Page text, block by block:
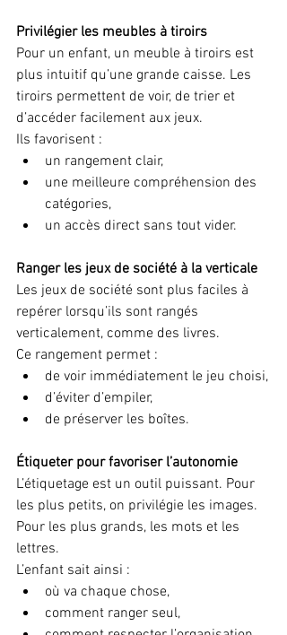
Privilégier les meubles à tiroirs
Pour un enfant, un meuble à tiroirs est
plus intuitif qu’une grande caisse. Les
tiroirs permettent de voir, de trier et
d’accéder facilement aux jeux.
Ils favorisent :
un rangement clair,
une meilleure compréhension des
catégories,
un accès direct sans tout vider.
Ranger les jeux de société à la verticale
Les jeux de société sont plus faciles à
repérer lorsqu’ils sont rangés
verticalement, comme des livres.
Ce rangement permet :
de voir immédiatement le jeu choisi,
d’éviter d’empiler,
de préserver les boîtes.
Étiqueter pour favoriser l’autonomie
L’étiquetage est un outil puissant. Pour
les plus petits, on privilégie les images.
Pour les plus grands, les mots et les
lettres.
L’enfant sait ainsi :
où va chaque chose,
comment ranger seul,